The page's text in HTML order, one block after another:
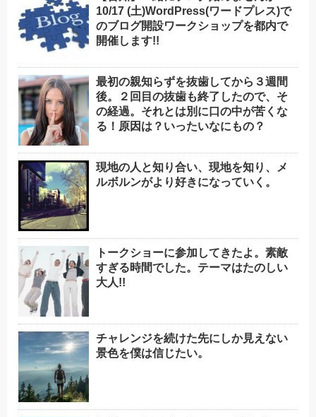
10/17 (土)WordPress(ワードプレス)で
のブログ開設ワークショップを都内で
開催します!!
最初の親知らずを抜歯してから３週間
後。２回目の抜歯も終了したので、そ
の経過。それとは別に口の中が苦くな
る！原因は？いったいなにもの？
現地の人と知り合い、現地を知り、メ
ルボルンがより好きになっていく。
トークショーに参加してきたよ。素敵
すぎる時間でした。テーマはたのしい
大人!!
チャレンジを続けた先にしか見えない
景色を僕は信じたい。